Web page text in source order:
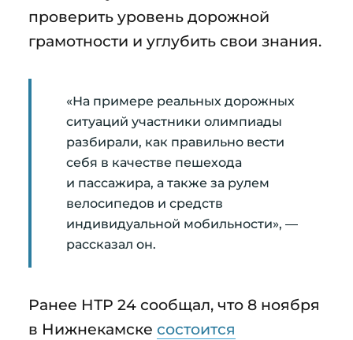
проверить уровень дорожной
грамотности и углубить свои знания.
«На примере реальных дорожных
ситуаций участники олимпиады
разбирали, как правильно вести
себя в качестве пешехода
и пассажира, а также за рулем
велосипедов и средств
индивидуальной мобильности», —
рассказал он.
Ранее НТР 24 сообщал, что 8 ноября
в Нижнекамске состоится